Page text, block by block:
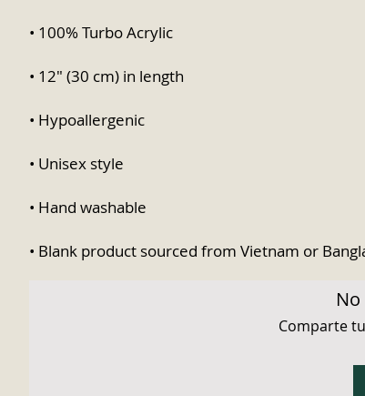
• Blank product sourced from Vietnam or
Comparte